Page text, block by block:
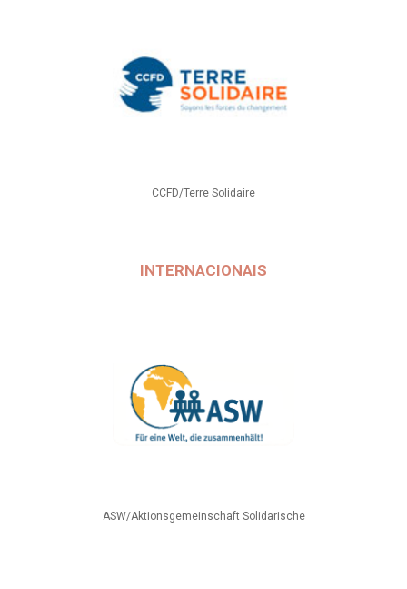
CCFD/Terre Solidaire
INTERNACIONAIS
ASW/Aktionsgemeinschaft Solidarische